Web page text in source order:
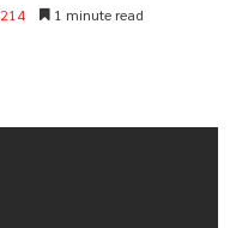
214 1 minute read